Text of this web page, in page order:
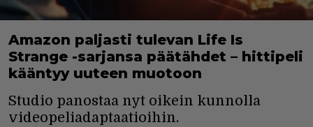
Amazon paljasti tulevan Life Is
Strange -sarjansa päätähdet – hittipeli
kääntyy uuteen muotoon
Studio panostaa nyt oikein kunnolla
videopeliadaptaatioihin.